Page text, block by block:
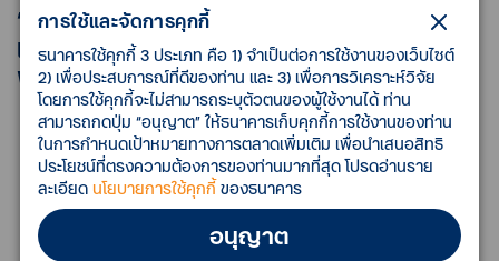
“เป็นได้มากกว่า แค่การโอนเงิน” ด้วยบริการ
เสริมที่ดูแลพนักงานอย่างมีประสิทธิภาพทั้ง 4
พลัส
สิทธิประโยชน์ของพนักงาน (Employee Benefits) กดโอน
จ่ายฟรีทั่วประเทศพร้อมอัตรา ดอกเบี้ยพิเศษบัญชีเพื่อ
ออมและสินเชื่อ
กองทุนสำรองเลี้ยงชีพ บริหารจัดการกองทุนสำรอง
เลี้ยงชีพโดยผู้ดูแลมืออาชีพ เพื่อวางแผนการออมระยะ
ยาวให้พนักงานมีเงินเพียงพอใช้จ่ายยามเกษียณ
การใช้และจัดการคุกกี้
ธนาคารใช้คุกกี้ 3 ประเภท คือ 1) จำเป็นต่อการใช้งานของเว็บไซต์
2) เพื่อประสบการณ์ที่ดีของท่าน และ 3) เพื่อการวิเคราะห์วิจัย
โดยการใช้คุกกี้จะไม่สามารถระบุตัวตนของผู้ใช้งานได้ ท่าน
สามารถกดปุ่ม “อนุญาต” ให้ธนาคารเก็บคุกกี้การใช้งานของท่าน
ในการกำหนดเป้าหมายทางการตลาดเพิ่มเติม เพื่อนำเสนอสิทธิ
ประโยชน์ที่ตรงความต้องการของท่านมากที่สุด โปรดอ่านราย
ละเอียด นโยบายการใช้คุกกี้ของธนาคาร
อนุญาต